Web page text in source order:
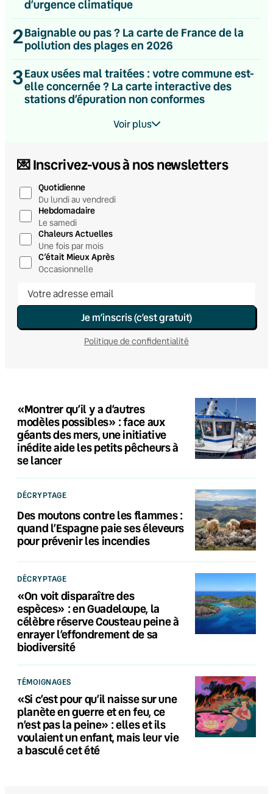
d’urgence climatique
2Baignable ou pas ? La carte de France de la
pollution des plages en 2026
3Eaux usées mal traitées : votre commune est-
elle concernée ? La carte interactive des
stations d’épuration non conformes
Voir plus
💌 Inscrivez-vous à nos newsletters
Quotidienne
Du lundi au vendredi
Hebdomadaire
Le samedi
Chaleurs Actuelles
Une fois par mois
C’était Mieux Après
Occasionnelle
Je m’inscris (c’est gratuit)
Politique de confidentialité
«Montrer qu’il y a d’autres
modèles possibles» : face aux
géants des mers, une initiative
inédite aide les petits pêcheurs à
se lancer
DÉCRYPTAGE
Des moutons contre les flammes :
quand l’Espagne paie ses éleveurs
pour prévenir les incendies
DÉCRYPTAGE
«On voit disparaître des
espèces» : en Guadeloupe, la
célèbre réserve Cousteau peine à
enrayer l’effondrement de sa
biodiversité
TÉMOIGNAGES
«Si c’est pour qu’il naisse sur une
planète en guerre et en feu, ce
n’est pas la peine» : elles et ils
voulaient un enfant, mais leur vie
a basculé cet été